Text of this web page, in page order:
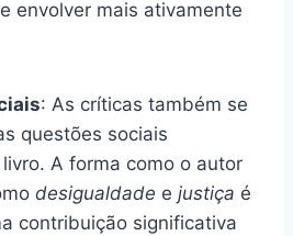
envolver mais ativamente
: As críticas também se
questões sociais
A forma como o autor
desigualdade e justiça é
contribuição significativa